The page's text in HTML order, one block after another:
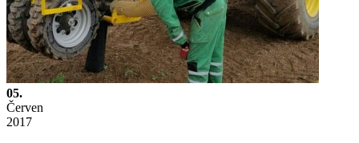
05.
Červen
2017